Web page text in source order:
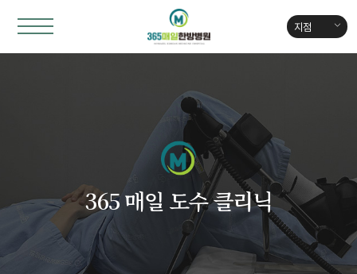
지점
365 매일 도수 클리닉